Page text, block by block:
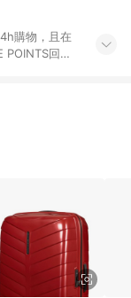
購物，且在
POINTS回饋
中登出
/企業採購、
訂單活動折
抵】及【訂單
訂單將於商
合回饋LINE
購物設有
回饋無上